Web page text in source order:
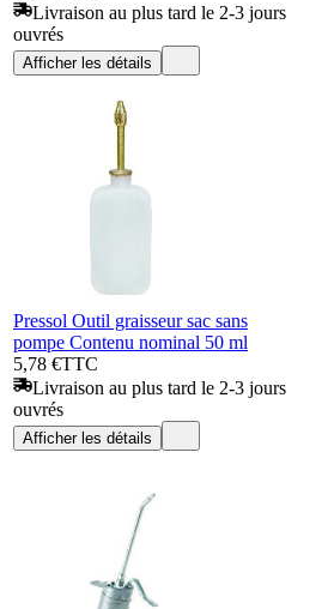
Livraison au plus tard le 2-3 jours
ouvrés
Afficher les détails
Pressol Outil graisseur sac sans
pompe Contenu nominal 50 ml
5,78 €TTC
Livraison au plus tard le 2-3 jours
ouvrés
Afficher les détails